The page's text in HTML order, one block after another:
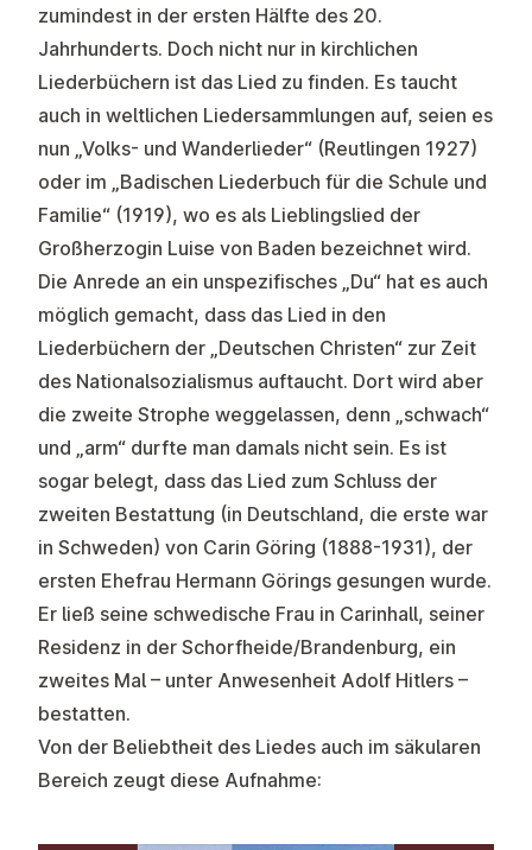
zumindest in der ersten Hälfte des 20.
Jahrhunderts. Doch nicht nur in kirchlichen
Liederbüchern ist das Lied zu finden. Es taucht
auch in weltlichen Liedersammlungen auf, seien es
nun „Volks- und Wanderlieder“ (Reutlingen 1927)
oder im „Badischen Liederbuch für die Schule und
Familie“ (1919), wo es als Lieblingslied der
Großherzogin Luise von Baden bezeichnet wird.
Die Anrede an ein unspezifisches „Du“ hat es auch
möglich gemacht, dass das Lied in den
Liederbüchern der „Deutschen Christen“ zur Zeit
des Nationalsozialismus auftaucht. Dort wird aber
die zweite Strophe weggelassen, denn „schwach“
und „arm“ durfte man damals nicht sein. Es ist
sogar belegt, dass das Lied zum Schluss der
zweiten Bestattung (in Deutschland, die erste war
in Schweden) von Carin Göring (1888-1931), der
ersten Ehefrau Hermann Görings gesungen wurde.
Er ließ seine schwedische Frau in Carinhall, seiner
Residenz in der Schorfheide/Brandenburg, ein
zweites Mal – unter Anwesenheit Adolf Hitlers –
bestatten.
Von der Beliebtheit des Liedes auch im säkularen
Bereich zeugt diese Aufnahme: